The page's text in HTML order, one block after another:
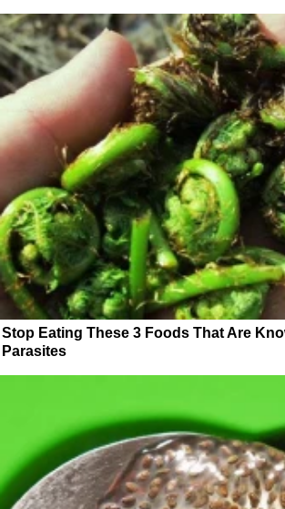
Stop Eating These 3 Foods That Are
Parasites